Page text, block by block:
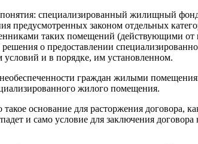
понятия: специализированный жилищный
законом отдельных
таких помещений (действующими
о предоставлении
и в порядке, им установленном.
граждан жилыми
жилого помещения.
основание для расторжения договора,
и само условие для заключения